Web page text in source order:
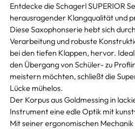
Entdecke die Schagerl SUPERIOR
herausragender Klangqualität und
Diese Saxophonserie hebt sich
Verarbeitung und robuste
bei den tiefen Klappen, hervor.
den Übergang von Schüler- zu
meistern möchten, schließt die
Lücke mühelos.
Der Korpus aus Goldmessing in
Instrument eine edle Optik mit
Mit seiner ergonomischen Mechanik